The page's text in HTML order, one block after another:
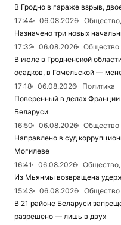
В Гродно в гараже взрыв,
17:44
06.08.2026
Назначено три новых
17:32
06.08.2026
Общество
В июле в Гродненской
осадков, в Гомельской —
17:18
06.08.2026
Политика
Поверенный в делах
Беларуси
16:50
06.08.2026
Общество
Направлено в суд
Могилеве
16:41
06.08.2026
Общество,
Из Мьянмы возвращена
15:43
06.08.2026
Общество
В 21 районе Беларуси
разрешено — лишь в двух